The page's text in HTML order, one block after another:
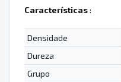
Características:
Densidade
Dureza
Grupo